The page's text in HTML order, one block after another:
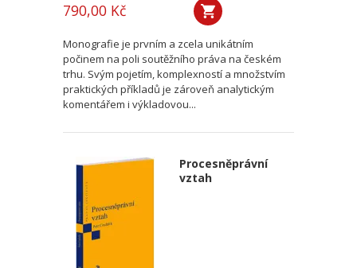
790,00 Kč
Monografie je prvním a zcela unikátním
počinem na poli soutěžního práva na českém
trhu. Svým pojetím, komplexností a množstvím
praktických příkladů je zároveň analytickým
komentářem i výkladovou...
Procesněprávní
vztah